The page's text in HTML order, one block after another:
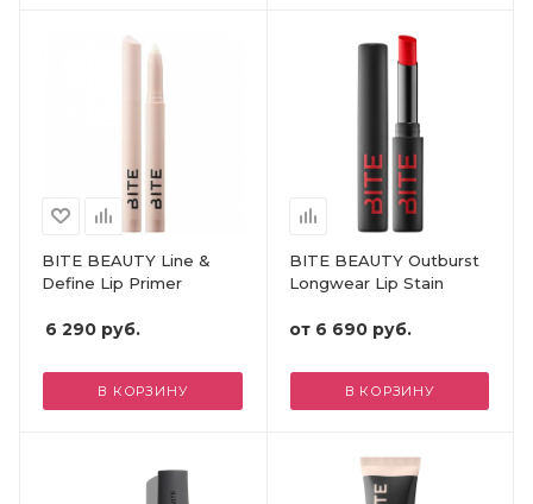
BITE BEAUTY Line &
Define Lip Primer
6 290 руб.
В КОРЗИНУ
BITE BEAUTY Outburst
Longwear Lip Stain
от 6 690 руб.
В КОРЗИНУ